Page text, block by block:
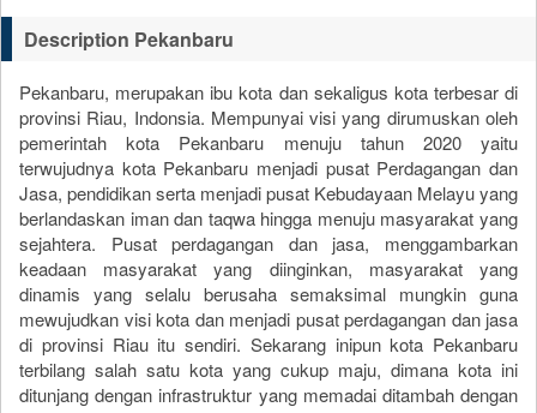
Description Pekanbaru
Pekanbaru, merupakan ibu kota dan sekaligus kota terbesar di
provinsi Riau, Indonsia. Mempunyai visi yang dirumuskan oleh
pemerintah kota Pekanbaru menuju tahun 2020 yaitu
terwujudnya kota Pekanbaru menjadi pusat Perdagangan dan
Jasa, pendidikan serta menjadi pusat Kebudayaan Melayu yang
berlandaskan iman dan taqwa hingga menuju masyarakat yang
sejahtera. Pusat perdagangan dan jasa, menggambarkan
keadaan masyarakat yang diinginkan, masyarakat yang
dinamis yang selalu berusaha semaksimal mungkin guna
mewujudkan visi kota dan menjadi pusat perdagangan dan jasa
di provinsi Riau itu sendiri. Sekarang inipun kota Pekanbaru
terbilang salah satu kota yang cukup maju, dimana kota ini
ditunjang dengan infrastruktur yang memadai ditambah dengan